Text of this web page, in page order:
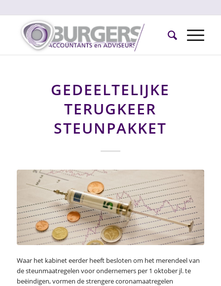
GEDEELTELIJKE
TERUGKEER
STEUNPAKKET
Waar het kabinet eerder heeft besloten om het merendeel van
de steunmaatregelen voor ondernemers per 1 oktober jl. te
beëindigen, vormen de strengere coronamaatregelen